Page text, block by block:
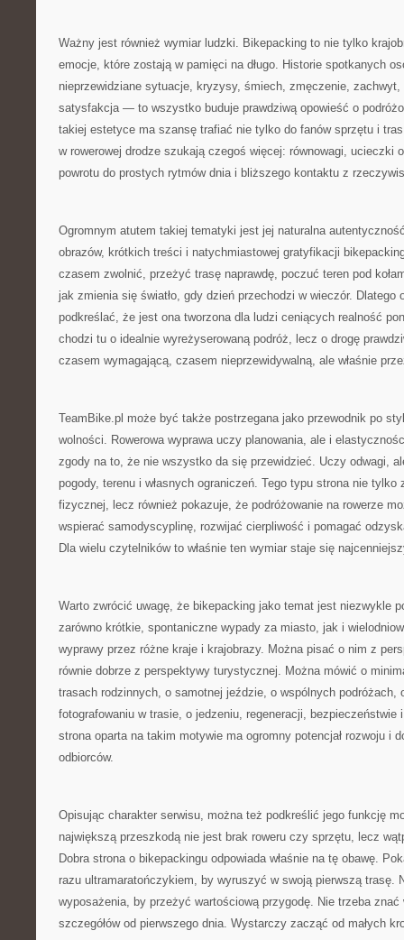
Ważny jest również wymiar ludzki. Bikepacking to nie tylko
emocje, które zostają w pamięci na długo. Historie spotkanych
nieprzewidziane sytuacje, kryzysy, śmiech, zmęczenie,
satysfakcja — to wszystko buduje prawdziwą opowieść o
takiej estetyce ma szansę trafiać nie tylko do fanów sprzętu i
w rowerowej drodze szukają czegoś więcej: równowagi, ucieczki
powrotu do prostych rytmów dnia i bliższego kontaktu z
Ogromnym atutem takiej tematyki jest jej naturalna
obrazów, krótkich treści i natychmiastowej gratyfikacji
czasem zwolnić, przeżyć trasę naprawdę, poczuć teren pod
jak zmienia się światło, gdy dzień przechodzi w wieczór. Dlatego
podkreślać, że jest ona tworzona dla ludzi ceniących realność
chodzi tu o idealnie wyreżyserowaną podróż, lecz o drogę
czasem wymagającą, czasem nieprzewidywalną, ale właśnie
TeamBike.pl może być także postrzegana jako przewodnik po
wolności. Rowerowa wyprawa uczy planowania, ale i
zgody na to, że nie wszystko da się przewidzieć. Uczy odwagi,
pogody, terenu i własnych ograniczeń. Tego typu strona nie
fizycznej, lecz również pokazuje, że podróżowanie na rowerze
wspierać samodyscyplinę, rozwijać cierpliwość i pomagać
Dla wielu czytelników to właśnie ten wymiar staje się
Warto zwrócić uwagę, że bikepacking jako temat jest niezwykle
zarówno krótkie, spontaniczne wypady za miasto, jak i
wyprawy przez różne kraje i krajobrazy. Można pisać o nim z
równie dobrze z perspektywy turystycznej. Można mówić o
trasach rodzinnych, o samotnej jeździe, o wspólnych podróżach,
fotografowaniu w trasie, o jedzeniu, regeneracji, bezpieczeństwie
strona oparta na takim motywie ma ogromny potencjał rozwoju i
odbiorców.
Opisując charakter serwisu, można też podkreślić jego funkcję
największą przeszkodą nie jest brak roweru czy sprzętu, lecz
Dobra strona o bikepackingu odpowiada właśnie na tę obawę.
razu ultramaratończykiem, by wyruszyć w swoją pierwszą trasę.
wyposażenia, by przeżyć wartościową przygodę. Nie trzeba
szczegółów od pierwszego dnia. Wystarczy zacząć od małych